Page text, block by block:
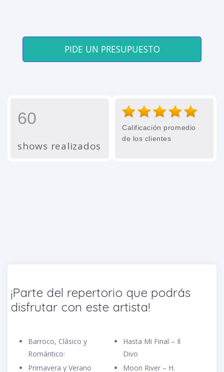
PIDE UN PRESUPUESTO
60
shows realizados
Calificación promedio
de los clientes
¡Parte del repertorio que podrás
disfrutar con este artista!
Barroco, Clásico y
Romántico:
Primavera y Verano
Hasta Mi Final – Il
Divo
Moon River – H.